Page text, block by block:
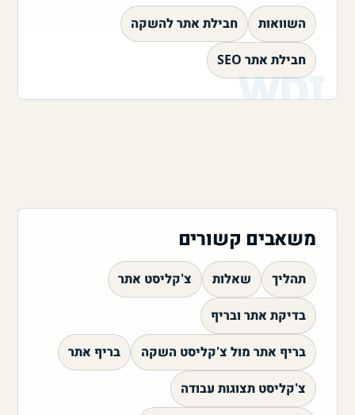
השוואות חבילת אתר להשקה
חבילת אתר SEO
משאבים קשורים
תהליך שאלות צ'קליסט אתר
בדיקת אתר ובריף
בריף אתר מול צ'קליסט השקה בריף אתר
צ'קליסט תצוגות עבודה